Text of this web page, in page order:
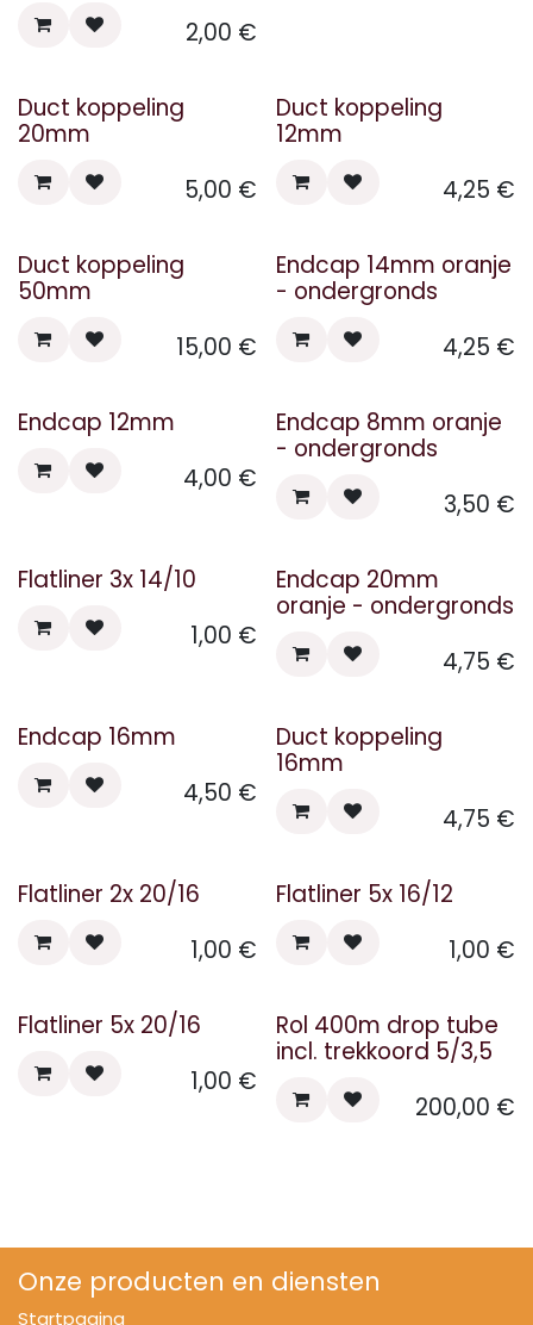
2,00 €
Duct koppeling
20mm
5,00 €
Duct koppeling
12mm
4,25 €
Duct koppeling
50mm
15,00 €
Endcap 14mm oranje
- ondergronds
4,25 €
Endcap 12mm
4,00 €
Endcap 8mm oranje
- ondergronds
3,50 €
Flatliner 3x 14/10
1,00 €
Endcap 20mm
oranje - ondergronds
4,75 €
Endcap 16mm
4,50 €
Duct koppeling
16mm
4,75 €
Flatliner 2x 20/16
1,00 €
Flatliner 5x 16/12
1,00 €
Flatliner 5x 20/16
1,00 €
Rol 400m drop tube
incl. trekkoord 5/3,5
200,00 €
Onze producten en diensten
Startpagina